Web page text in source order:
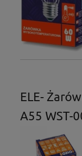
ELE-
A55 WST-